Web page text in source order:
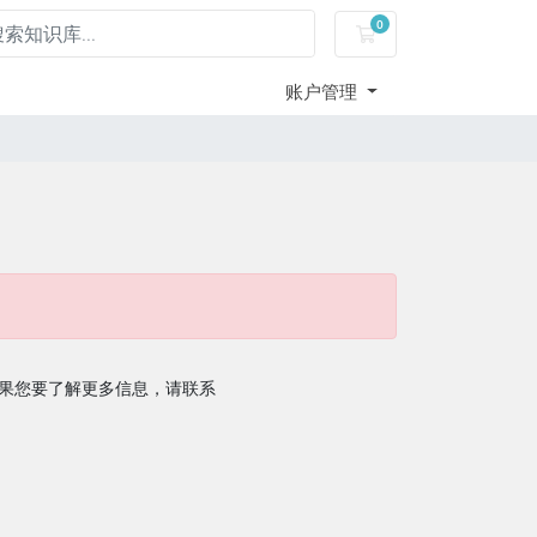
0
购物车
账户管理
您要了解更多信息，请联系